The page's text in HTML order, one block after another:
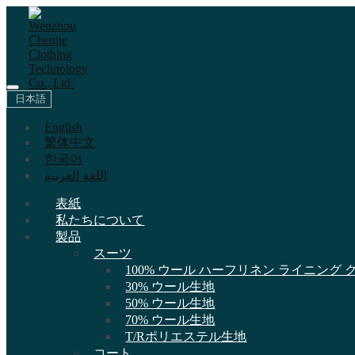
日本語
English
繁体中文
한국어
اللغة العربية
表紙
私たちについて
製品
スーツ
100% ウール ハーフリネン ライニング
30% ウール生地
50% ウール生地
70% ウール生地
T/Rポリエステル生地